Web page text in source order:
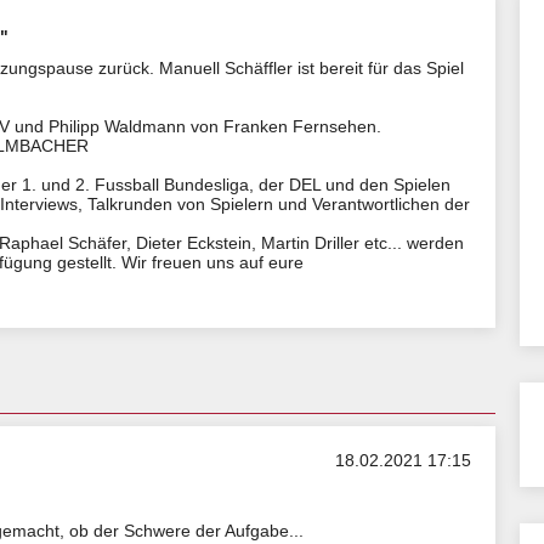
zurück. Manuell Schäffler ist bereit für das Spiel
und Philipp Waldmann von Franken Fernsehen.
1. und 2. Fussball Bundesliga, der DEL und den Spielen
Talkrunden von Spielern und Verantwortlichen der
Schäfer, Dieter Eckstein, Martin Driller etc... werden
gestellt. Wir freuen uns auf eure
18.02.2021 17:15
ob der Schwere der Aufgabe...